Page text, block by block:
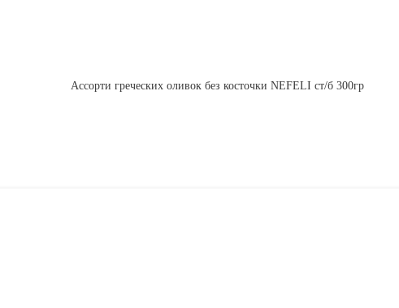
Ассорти греческих оливок без косточки NEFELI ст/б 300гр